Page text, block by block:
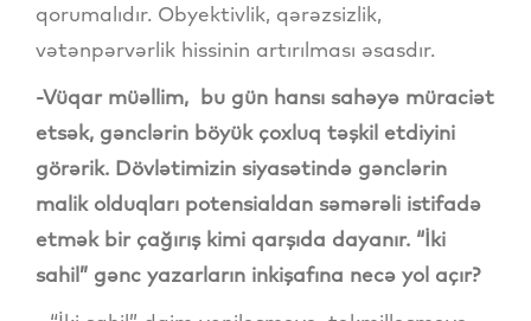
qorumalıdır. Obyektivlik, qərəzsizlik,
vətənpərvərlik hissinin artırılması əsasdır.
-Vüqar müəllim, bu gün hansı sahəyə müraciət
etsək, gənclərin böyük çoxluq təşkil etdiyini
görərik. Dövlətimizin siyasətində gənclərin
malik olduqları potensialdan səmərəli istifadə
etmək bir çağırış kimi qarşıda dayanır. “İki
sahil” gənc yazarların inkişafına necə yol açır?